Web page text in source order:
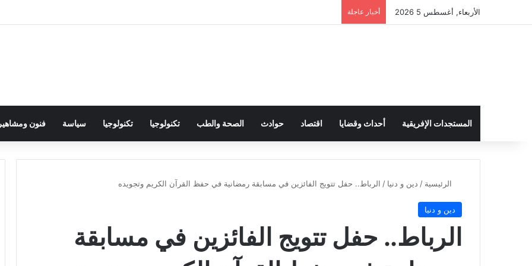
الأربعاء, أغسطس 5 2026 أخبار عاجلة
المستجدات الإفريقية أحداث وقضايا اقتصاد حوادث الصحة والطب تكنولوجيا تكنولوجيا سياسة فنون ومشاهير
الرئيسية / دين و دنيا / الرباط.. حفل تتويج الفائزين في مسابقة رمضانية في حفظ القرآن الكريم وتجويده
دين و دنيا
الرباط.. حفل تتويج الفائزين في مسابقة